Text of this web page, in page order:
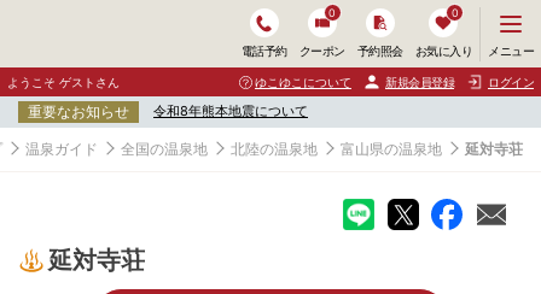
電話予約 クーポン
0
予約照会 お気に入り
0
ニ
ュ
ー
開
く
メニュー
ようこそ ゲストさん ゆこゆこについて 新規会員登録 ログイン
重要なお知らせ 令和8年熊本地震について
温泉ガイド 全国の温泉地 北陸の温泉地 富山県の温泉地 延対寺荘
延対寺荘